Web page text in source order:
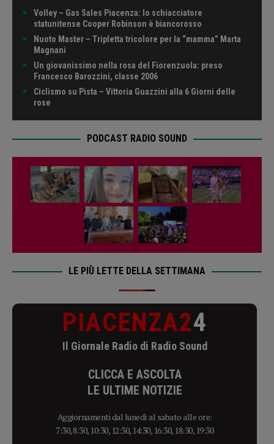
Volley – Gas Sales Piacenza: lo schiacciatore
statunitense Cooper Robinson è biancorosso
Nuoto Master – Tripletta tricolore per la “mamma” Marta
Magnani
Un giovanissimo nella rosa del Fiorenzuola: preso
Francesco Barozzini, classe 2006
Ciclismo su Pista – Vittoria Guazzini alla 6 Giorni delle
rose
PODCAST RADIO SOUND
LE PIÙ LETTE DELLA SETTIMANA
PIACENZA24
Il Giornale Radio di Radio Sound
CLICCA E ASCOLTA
LE ULTIME NOTIZIE
Aggiornamenti dal lunedì al sabato alle ore:
7:30, 8:30, 10:30, 12:30, 14:30, 16:30, 18:30, 19:30